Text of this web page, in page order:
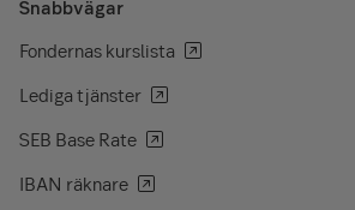
Snabbvägar
Fondernas kurslista
Lediga tjänster
SEB Base Rate
IBAN räknare